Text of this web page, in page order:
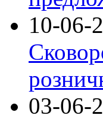
10-06-
03-06-